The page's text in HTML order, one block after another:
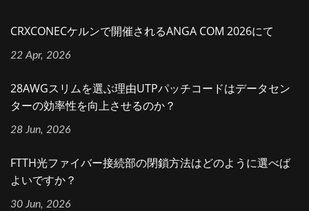
CRXCONECケルンで開催されるANGA COM 2026にて
22 Apr, 2026
28AWGスリムを選ぶ理由UTPパッチコードはデータセン
ターの効率性を向上させるのか？
28 Jun, 2026
FTTH光ファイバー接続部の閉鎖方法はどのように選べば
よいですか？
30 Jun, 2026